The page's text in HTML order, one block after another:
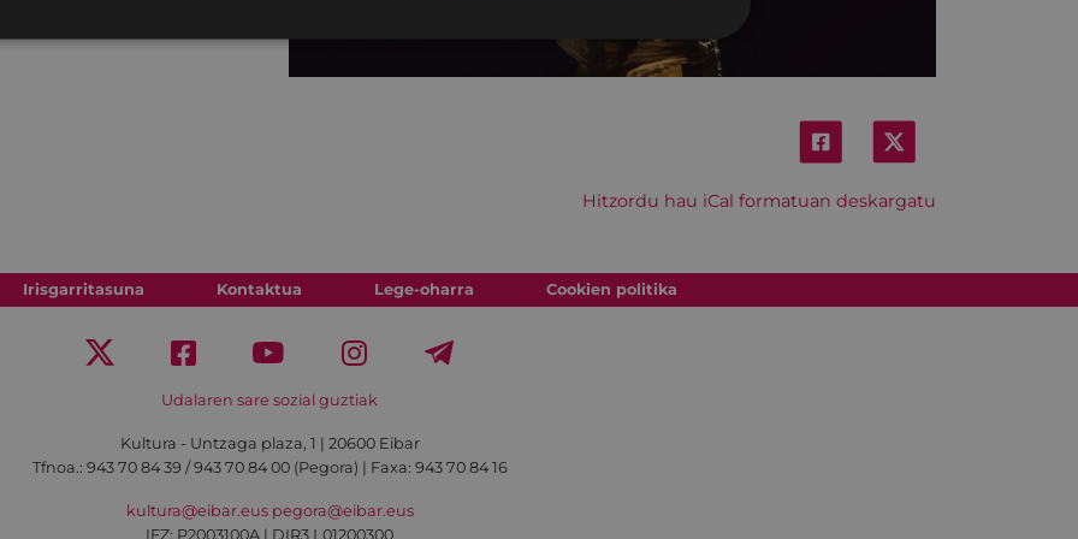
Hitzordu hau iCal formatuan deskargatu
Irisgarritasuna Kontaktua Lege-oharra Cookien politika
Udalaren sare sozial guztiak
Kultura - Untzaga plaza, 1 | 20600 Eibar
Tfnoa.: 943 70 84 39 / 943 70 84 00 (Pegora) | Faxa: 943 70 84 16
kultura@eibar.eus pegora@eibar.eus
IFZ: P2003100A | DIR3 L01200300